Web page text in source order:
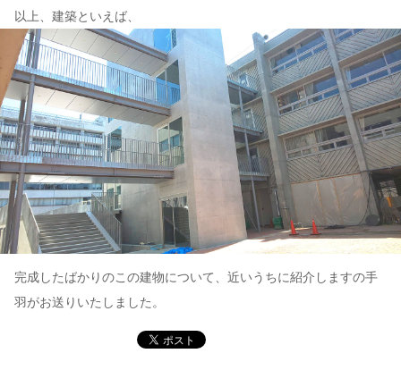
以上、建築といえば、
完成したばかりのこの建物について、近いうちに紹介しますの手
羽がお送りいたしました。